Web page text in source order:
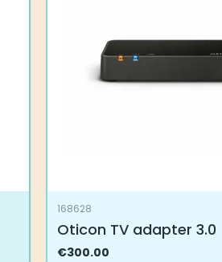
168628
Oticon TV adapter 3.0
€300.00